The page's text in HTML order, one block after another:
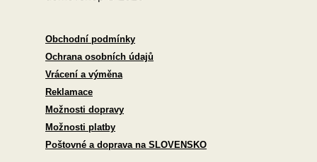
Obchodní podmínky
Ochrana osobních údajů
Vrácení a výměna
Reklamace
Možnosti dopravy
Možnosti platby
Poštovné a doprava na SLOVENSKO